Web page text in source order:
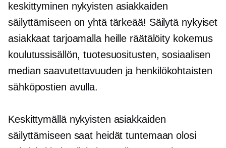
keskittyminen nykyisten asiakkaiden
säilyttämiseen on yhtä tärkeää! Säilytä nykyiset
asiakkaat tarjoamalla heille räätälöity kokemus
koulutussisällön, tuotesuositusten, sosiaalisen
median saavutettavuuden ja henkilökohtaisten
sähköpostien avulla.
Keskittymällä nykyisten asiakkaiden
säilyttämiseen saat heidät tuntemaan olosi